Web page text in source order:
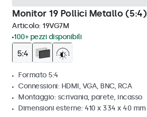
Monitor 19 Pollici Metallo (5:4)
Articolo: 19VG7M
100+ pezzi disponibili
Formato 5:4
Connessioni: HDMI, VGA, BNC, RCA
Montaggio: scrivania, parete, incasso
Dimensioni esterne: 410 x 334 x 40 mm